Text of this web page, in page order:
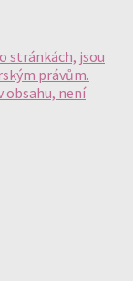
stránkách, jsou
právům.
obsahu, není